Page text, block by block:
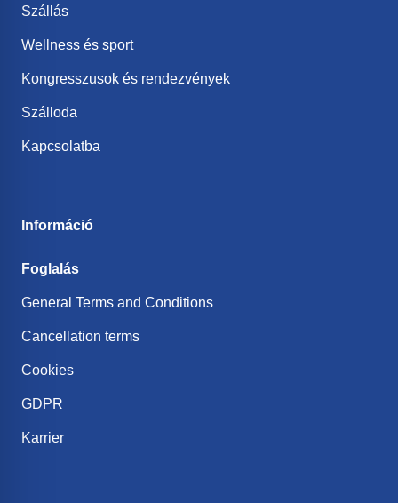
Szállás
Wellness és sport
Kongresszusok és rendezvények
Szálloda
Kapcsolatba
Információ
Foglalás
General Terms and Conditions
Cancellation terms
Cookies
GDPR
Karrier